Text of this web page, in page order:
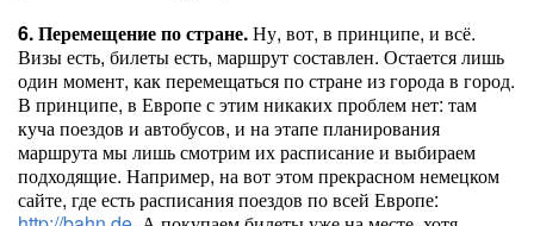
6. Перемещение по стране.Ну, вот, в принципе, и всё.
Визы есть, билеты есть, маршрут составлен. Остается лишь
один момент, как перемещаться по стране из города в город.
В принципе, в Европе с этим никаких проблем нет: там
куча поездов и автобусов, и на этапе планирования
маршрута мы лишь смотрим их расписание и выбираем
подходящие. Например, на вот этом прекрасном немецком
сайте, где есть расписания поездов по всей Европе: